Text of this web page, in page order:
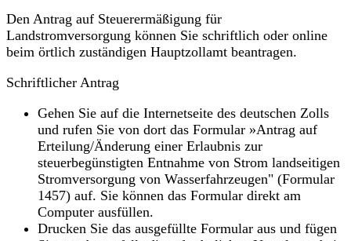
Den Antrag auf Steuerermäßigung für
Landstromversorgung können Sie schriftlich oder online
beim örtlich zuständigen Hauptzollamt beantragen.
Schriftlicher Antrag
Gehen Sie auf die Internetseite des deutschen Zolls
und rufen Sie von dort das Formular »Antrag auf
Erteilung/Änderung einer Erlaubnis zur
steuerbegünstigten Entnahme von Strom landseitigen
Stromversorgung von Wasserfahrzeugen" (Formular
1457) auf. Sie können das Formular direkt am
Computer ausfüllen.
Drucken Sie das ausgefüllte Formular aus und fügen